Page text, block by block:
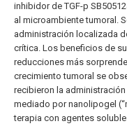
inhibidor de TGF-p
al microambiente tumoral.
administración localizada
crítica. Los beneficios de
reducciones más
crecimiento tumoral se
recibieron la administración
mediado por nanolipogel
terapia con agentes